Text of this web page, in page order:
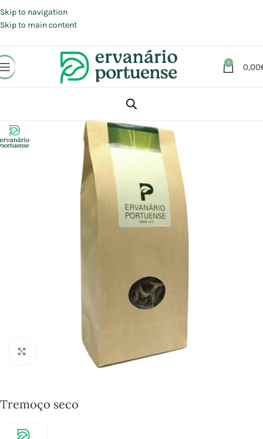
Skip to navigation
Skip to main content
0 0,00
Click to enlarge
Tremoço seco